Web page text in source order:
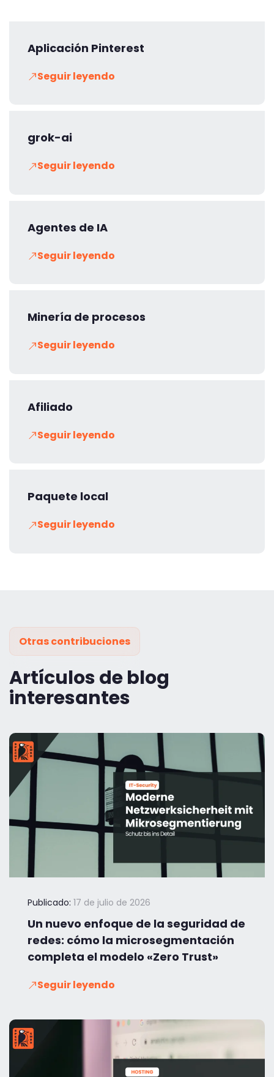
Aplicación Pinterest
Seguir leyendo
grok-ai
Seguir leyendo
Agentes de IA
Seguir leyendo
Minería de procesos
Seguir leyendo
Afiliado
Seguir leyendo
Paquete local
Seguir leyendo
Otras contribuciones
Artículos de blog
interesantes
Publicado: 17 de julio de 2026
Un nuevo enfoque de la seguridad de
redes: cómo la microsegmentación
completa el modelo «Zero Trust»
Seguir leyendo